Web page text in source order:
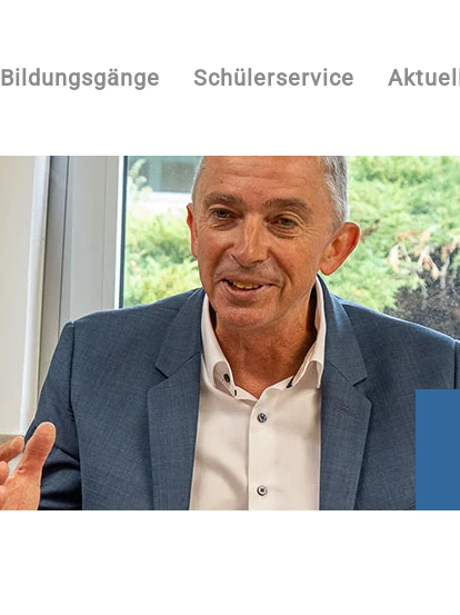
Bildungsgänge Schülerservice Aktuell